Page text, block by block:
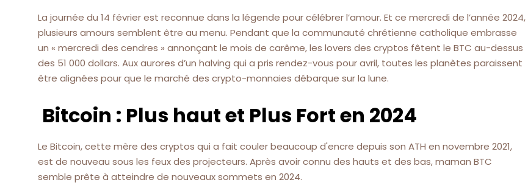
La journée du 14 février est reconnue dans la légende pour célébrer l’amour. Et ce mercredi de l’année 2024,
plusieurs amours semblent être au menu. Pendant que la communauté chrétienne catholique embrasse
un « mercredi des cendres » annonçant le mois de carême, les lovers des cryptos fêtent le BTC au-dessus
des 51 000 dollars. Aux aurores d’un halving qui a pris rendez-vous pour avril, toutes les planètes paraissent
être alignées pour que le marché des crypto-monnaies débarque sur la lune.
Bitcoin : Plus haut et Plus Fort en 2024
Le Bitcoin, cette mère des cryptos qui a fait couler beaucoup d'encre depuis son ATH en novembre 2021,
est de nouveau sous les feux des projecteurs. Après avoir connu des hauts et des bas, maman BTC
semble prête à atteindre de nouveaux sommets en 2024.